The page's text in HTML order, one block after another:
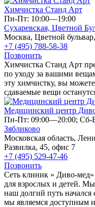
Химчистка Станд Арт
Пн-Пт: 10:00—19:00
Сухаревская, Цветной
Москва, Цветной
+7 (495) 788-58-38
Позвонить
Химчистка Станд Арт
по уходу за вашими
эту химчистку, вы
сдаваемые вещи
Медицинский центр
Пн-Пт: 09:00—20:00; Сб-
Зябликово
Московская область,
Развилка, 45, офис 7
+7 (495) 529-47-46
Позвонить
Сеть клиник » Диво-
для взрослых и детей.
наш долгий путь начался
мы являемся доступным